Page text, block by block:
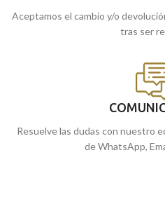
Aceptamos el cambio y/o
tras ser
Resuelve las dudas con nuestro
de WhatsApp,